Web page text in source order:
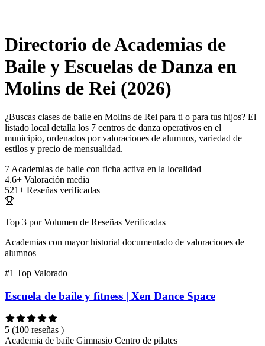
Directorio de Academias de
Baile y Escuelas de Danza en
Molins de Rei (2026)
¿Buscas clases de baile en Molins de Rei para ti o para tus hijos? El
listado local detalla los 7 centros de danza operativos en el
municipio, ordenados por valoraciones de alumnos, variedad de
estilos y precio de mensualidad.
7 Academias de baile con ficha activa en la localidad
4.6+ Valoración media
521+ Reseñas verificadas
Top 3 por Volumen de Reseñas Verificadas
Academias con mayor historial documentado de valoraciones de
alumnos
#1 Top Valorado
Escuela de baile y fitness | Xen Dance Space
5 (100 reseñas )
Academia de baile Gimnasio Centro de pilates